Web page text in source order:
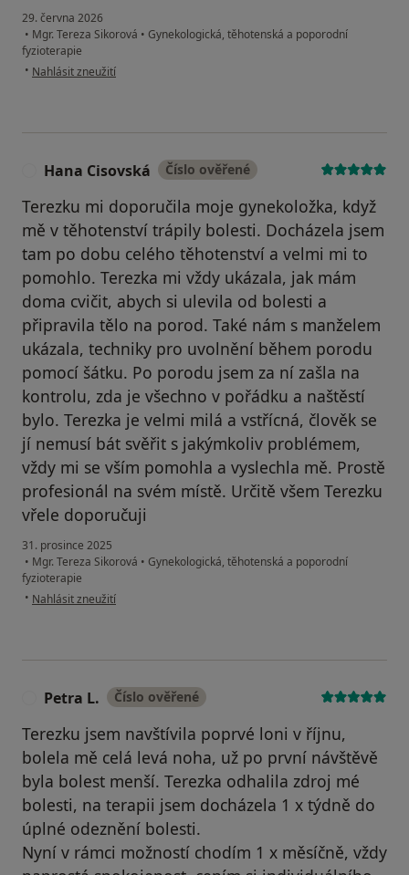
29. června 2026
• Mgr. Tereza Sikorová • Gynekologická, těhotenská a poporodní
fyzioterapie
• podle názoru uživatele Michaela Bednárková
Nahlásit zneužití
Hana Cisovská Číslo ověřené
Terezku mi doporučila moje gynekoložka, když
mě v těhotenství trápily bolesti. Docházela jsem
tam po dobu celého těhotenství a velmi mi to
pomohlo. Terezka mi vždy ukázala, jak mám
doma cvičit, abych si ulevila od bolesti a
připravila tělo na porod. Také nám s manželem
ukázala, techniky pro uvolnění během porodu
pomocí šátku. Po porodu jsem za ní zašla na
kontrolu, zda je všechno v pořádku a naštěstí
bylo. Terezka je velmi milá a vstřícná, člověk se
jí nemusí bát svěřit s jakýmkoliv problémem,
vždy mi se vším pomohla a vyslechla mě. Prostě
profesionál na svém místě. Určitě všem Terezku
vřele doporučuji
31. prosince 2025
• Mgr. Tereza Sikorová • Gynekologická, těhotenská a poporodní
fyzioterapie
• podle názoru uživatele Hana Cisovská
Nahlásit zneužití
Petra L. Číslo ověřené
Terezku jsem navštívila poprvé loni v říjnu,
bolela mě celá levá noha, už po první návštěvě
byla bolest menší. Terezka odhalila zdroj mé
bolesti, na terapii jsem docházela 1 x týdně do
úplné odeznění bolesti.
Nyní v rámci možností chodím 1 x měsíčně, vždy